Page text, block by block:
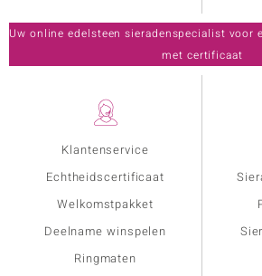
Klantenservice
Echtheidscertificaat
Welkomstpakket
Deelname winspelen
Ringmaten
Uw online edelsteen sieradenspecialist voor
met certificaat